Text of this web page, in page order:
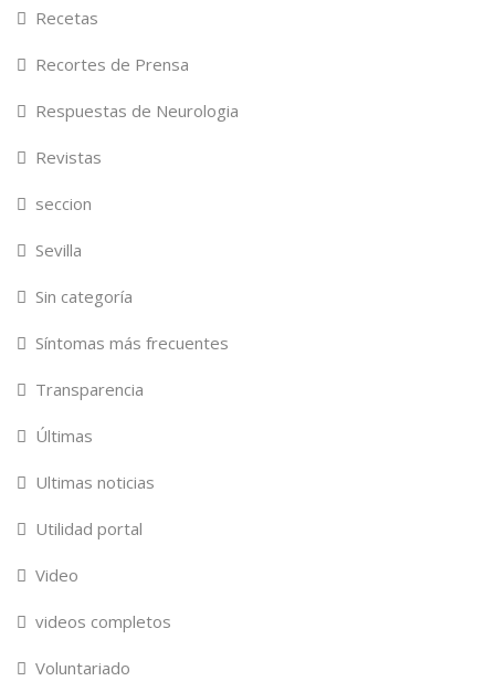
Recetas
Recortes de Prensa
Respuestas de Neurologia
Revistas
seccion
Sevilla
Sin categoría
Síntomas más frecuentes
Transparencia
Últimas
Ultimas noticias
Utilidad portal
Video
videos completos
Voluntariado